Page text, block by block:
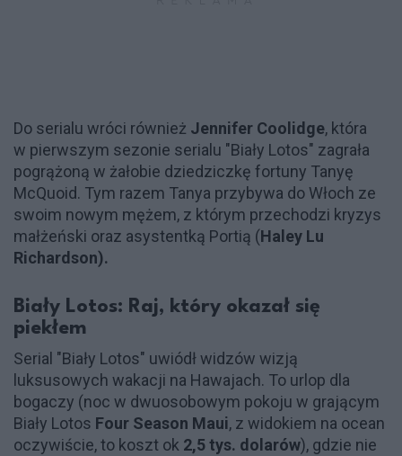
Do serialu wróci również Jennifer Coolidge, która
w pierwszym sezonie serialu "Biały Lotos" zagrała
pogrążoną w żałobie dziedziczkę fortuny Tanyę
McQuoid. Tym razem Tanya przybywa do Włoch ze
swoim nowym mężem, z którym przechodzi kryzys
małżeński oraz asystentką Portią (Haley Lu
Richardson).
Biały Lotos: Raj, który okazał się
piekłem
Serial "Biały Lotos" uwiódł widzów wizją
luksusowych wakacji na Hawajach. To urlop dla
bogaczy (noc w dwuosobowym pokoju w grającym
Biały Lotos Four Season Maui, z widokiem na ocean
oczywiście, to koszt ok 2,5 tys. dolarów), gdzie nie